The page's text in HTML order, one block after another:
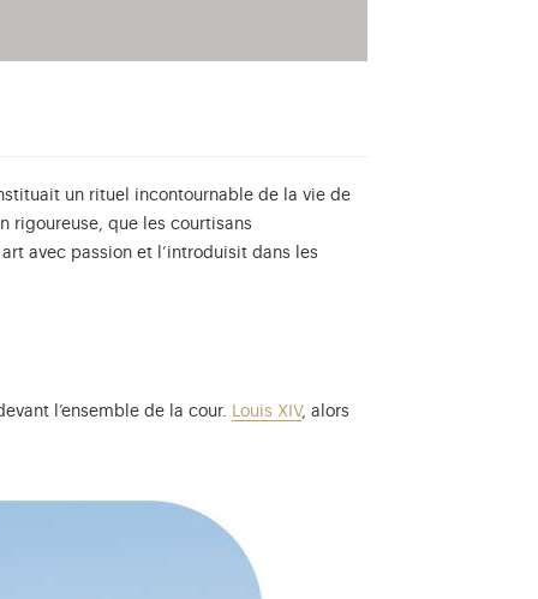
un rituel incontournable de la vie de
rigoureuse, que les courtisans
avec passion et l’introduisit dans les
l’ensemble de la cour. Louis XIV, alors